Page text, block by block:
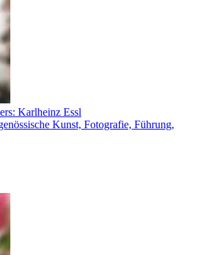
Karlheinz Essl
Kunst, Fotografie, Führung,